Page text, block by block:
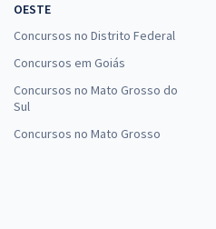
OESTE
Concursos no Distrito Federal
Concursos em Goiás
Concursos no Mato Grosso do
Sul
Concursos no Mato Grosso